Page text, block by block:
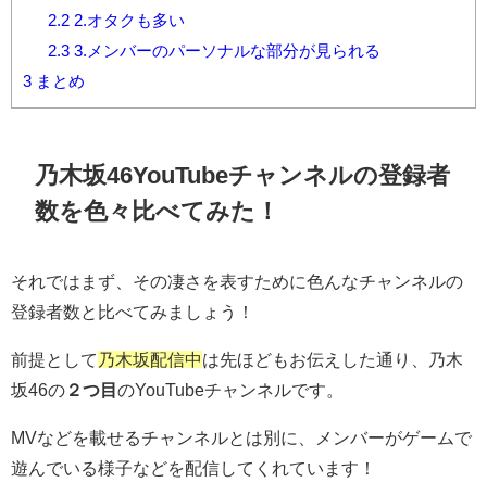
2.22.オタクも多い
2.33.メンバーのパーソナルな部分が見られる
3 まとめ
乃木坂46YouTubeチャンネルの登録者
数を色々比べてみた！
それではまず、その凄さを表すために色んなチャンネルの
登録者数と比べてみましょう！
前提として 乃木坂配信中は先ほどもお伝えした通り、乃木
坂46の ２つ目 のYouTubeチャンネルです。
MVなどを載せるチャンネルとは別に、メンバーがゲームで
遊んでいる様子などを配信してくれています！